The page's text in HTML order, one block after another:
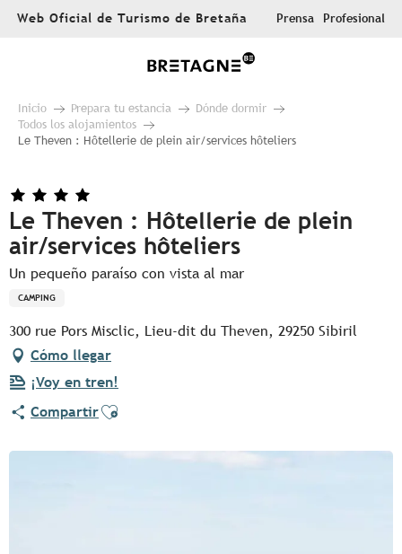
AllerWeb Oficial de Turismo de Bretaña Prensa Profesional
Inicio Prepara tu estancia
Dónde dormir
Todos los alojamientos
Le Theven : Hôtellerie de plein air/services hôteliers
Le Theven : Hôtellerie de plein
air/services hôteliers
Un pequeño paraíso con vista al mar
CAMPING
300 rue Pors Misclic, Lieu-dit du Theven, 29250 Sibiril
Cómo llegar
¡Voy en tren!
CompartirAjouter aux favoris